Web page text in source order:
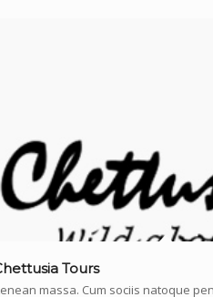
Tours
massa. Cum sociis natoque